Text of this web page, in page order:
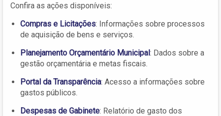
Confira as ações disponíveis:
Compras e Licitações: Informações sobre processos
de aquisição de bens e serviços.
Planejamento Orçamentário Municipal: Dados sobre a
gestão orçamentária e metas fiscais.
Portal da Transparência: Acesso a informações sobre
gastos públicos.
Despesas de Gabinete: Relatório de gasto dos